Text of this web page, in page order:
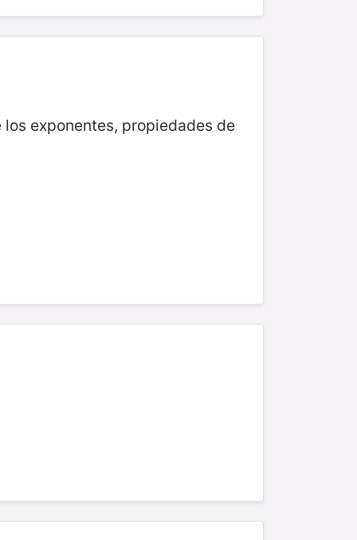
exponentes, propiedades de